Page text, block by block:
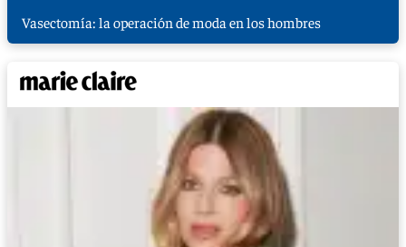
Vasectomía: la operación de moda en los hombres